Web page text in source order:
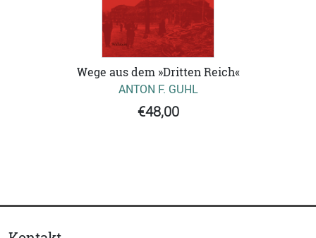
Wege aus dem »Dritten Reich«
ANTON F. GUHL
€48,00